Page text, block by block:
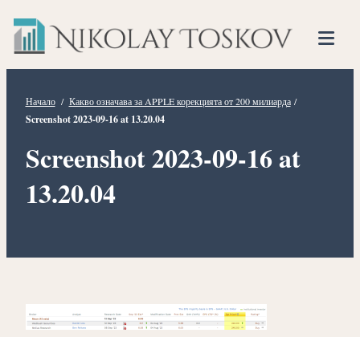
Прескочете
към
съдържанието
Финансов
Начало / Какво означава за APPLE корекцията от 200 милиарда/
Screenshot 2023-09-16 at 13.20.04
Screenshot 2023-09-16 at
13.20.04